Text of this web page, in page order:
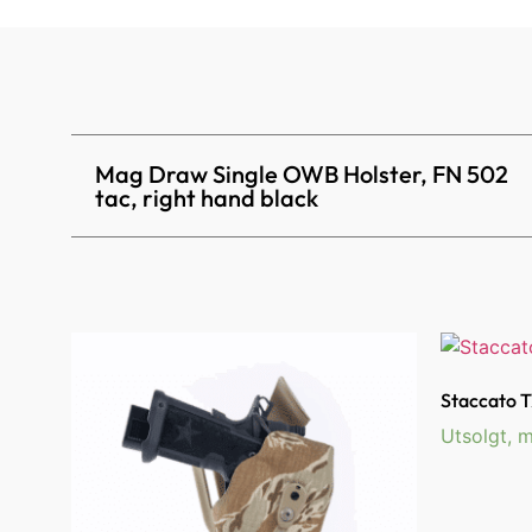
Mag Draw Single OWB Holster, FN 502
tac, right hand black
Staccato
Utsolgt,